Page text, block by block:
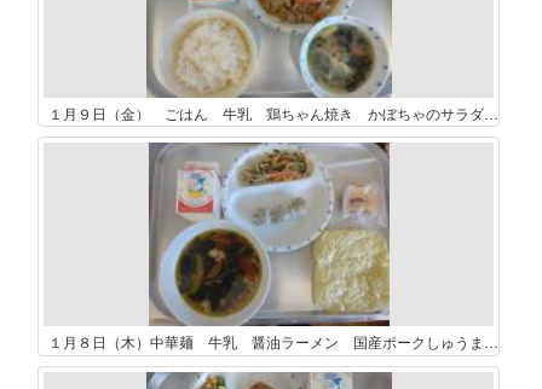
１月９日（金） ごはん 牛乳 鶏ちゃん焼き かぼちゃのサラダ ごまみそ汁
１月８日（木）中華麺 牛乳 醤油ラーメン 国産ポークしゅうまい もやしの和え物 焼きプリンタルト